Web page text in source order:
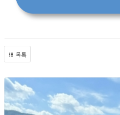
목록